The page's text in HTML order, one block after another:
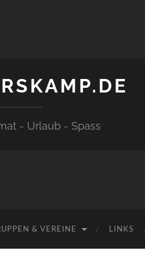
- Urlaub - Spass
& VEREINE LINKS